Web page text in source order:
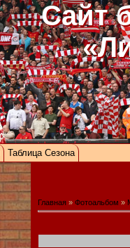
Сайт
Таблица Сезона
Главная » Фотоальбом »